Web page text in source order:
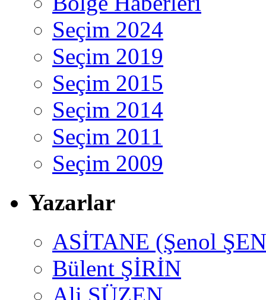
Seçim 2024
Seçim 2019
Seçim 2015
Seçim 2014
Seçim 2011
Seçim 2009
Yazarlar
ASİTANE (Şenol
Bülent ŞİRİN